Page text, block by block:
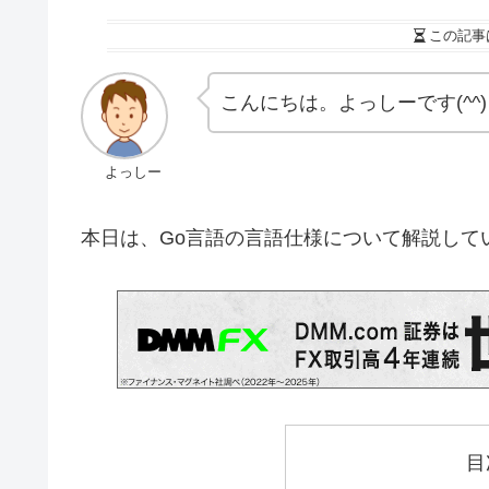
この記事
よっしー
こんにちは。よっしーです(^^)
本日は、Go言語の言語仕様について解説して